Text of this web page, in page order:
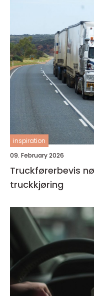
inspiration
09. February 2026
Truckførerbevis nøkkelen til trygg og effektiv
truckkjøring